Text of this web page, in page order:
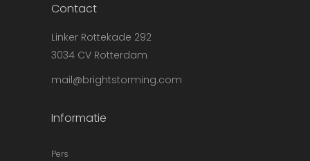
Contact
Linker Rottekade 292
3034 CV Rotterdam
mail@brightstorming.com
Informatie
Pers